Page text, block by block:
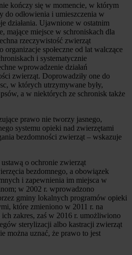
kończy się w momencie, w którym
do odłowienia i umieszczenia w
działania. Ujawnione w ostatnim
mające miejsce w schroniskach dla
rzeczywistość zwierząt
organizacje społeczne od lat walczące
i systematycznie
wprowadzenie działań
zwierząt. Doprowadziły one do
w których utrzymywane były,
a w niektórych ze schronisk także
prawo nie tworzy jasnego,
systemu opieki nad zwierzętami
bezdomności zwierząt – wskazuje
o ochronie zwierząt
bezdomnego, a obowiązek
i zapewnienia im miejsca w
w 2002 r. wprowadzono
gminy lokalnych programów opieki
które zmieniono w 2011 r. na
zakres, zaś w 2016 r. umożliwiono
sterylizacji albo kastracji zwierząt
można uznać, że prawo to jest